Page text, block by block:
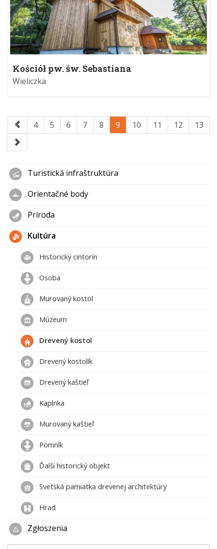
Kościół pw. św. Sebastiana
Wieliczka
4 5 6 7 8 9 10 11 12 13
Turistická infraštruktúra
Orientačné body
Príroda
Kultúra
Historický cintorín
Osoba
Murovaný kostol
Múzeum
Drevený kostol
Drevený kostolík
Drevený kaštieľ
Kaplnka
Murovaný kaštieľ
Pomník
Ďalší historický objekt
Svetská pamiatka drevenej architektúry
Hrad
Zgłoszenia